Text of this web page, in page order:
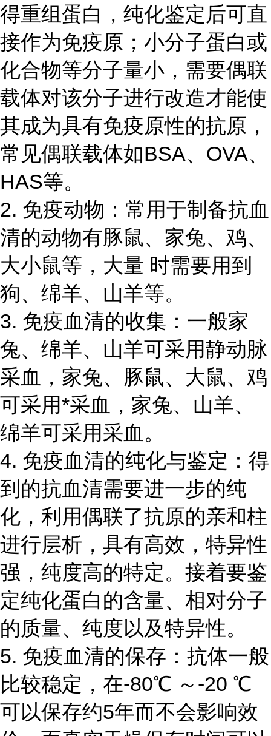
得重组蛋白，纯化鉴定后可直
接作为免疫原；小分子蛋白或
化合物等分子量小，需要偶联
载体对该分子进行改造才能使
其成为具有免疫原性的抗原，
常见偶联载体如BSA、OVA、
HAS等。
2. 免疫动物：常用于制备抗血
清的动物有豚鼠、家兔、鸡、
大小鼠等，大量 时需要用到
狗、绵羊、山羊等。
3. 免疫血清的收集：一般家
兔、绵羊、山羊可采用静动脉
采血，家兔、豚鼠、大鼠、鸡
可采用*采血，家兔、山羊、
绵羊可采用采血。
4. 免疫血清的纯化与鉴定：得
到的抗血清需要进一步的纯
化，利用偶联了抗原的亲和柱
进行层析，具有高效，特异性
强，纯度高的特定。接着要鉴
定纯化蛋白的含量、相对分子
的质量、纯度以及特异性。
5. 免疫血清的保存：抗体一般
比较稳定，在-80℃ ～-20 ℃
可以保存约5年而不会影响效